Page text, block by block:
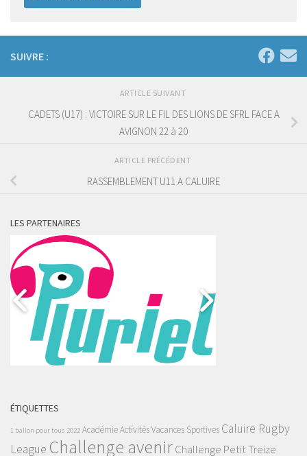
SUIVRE :
ARTICLE SUIVANT
CADETS (U17) : VICTOIRE SUR LE FIL DES LIONS DE SFRL FACE A
AVIGNON 22 à 20
ARTICLE PRÉCÉDENT
RASSEMBLEMENT U11 A CALUIRE
LES PARTENAIRES
ÉTIQUETTES
1 ballon pour tous 2022 AcadémieActivités Vacances Sportives Caluire Rugby
League Challenge avenirChallenge Petit Treize